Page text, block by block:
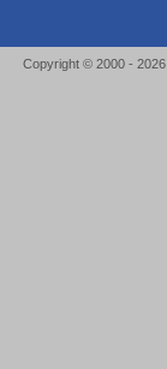
Copyright © 2000 -